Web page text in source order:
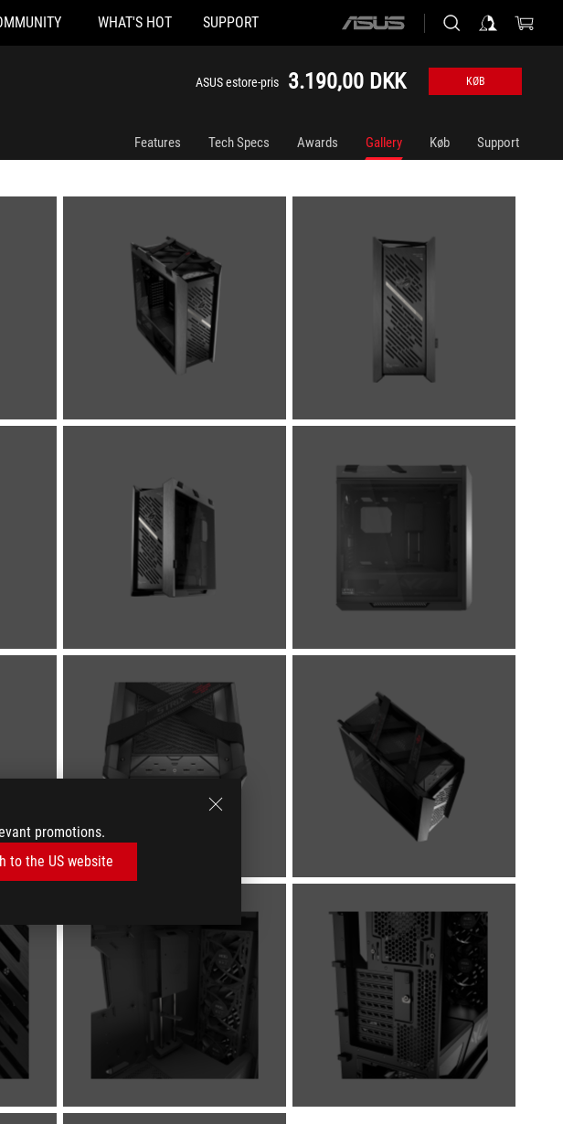
promotions.
to the US website
WHAT'S HOT SUPPORT
ASUS
ASUS estore-pris 3.190,00 DKK KØB
Features Tech Specs Awards Gallery Køb Support